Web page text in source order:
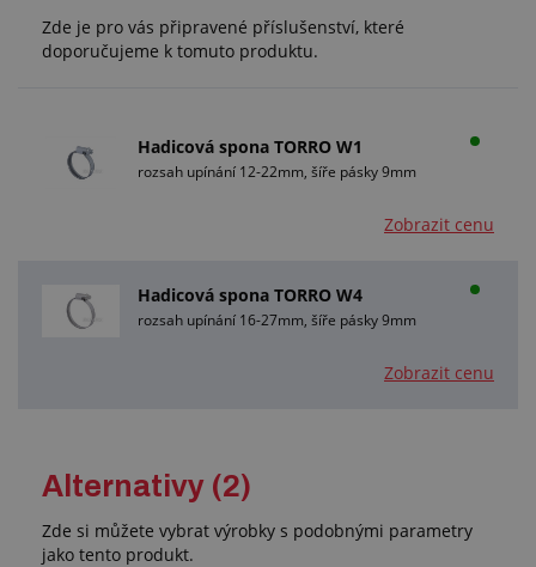
Zde je pro vás připravené příslušenství, které
doporučujeme k tomuto produktu.
Hadicová spona TORRO W1
rozsah upínání 12-22mm, šíře pásky 9mm
Zobrazit cenu
Hadicová spona TORRO W4
rozsah upínání 16-27mm, šíře pásky 9mm
Zobrazit cenu
Alternativy (2)
Zde si můžete vybrat výrobky s podobnými parametry
jako tento produkt.